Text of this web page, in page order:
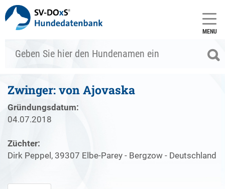
MENU
Zwinger: von Ajovaska
Gründungsdatum:
04.07.2018
Züchter:
Dirk Peppel, 39307 Elbe-Parey - Bergzow - Deutschland